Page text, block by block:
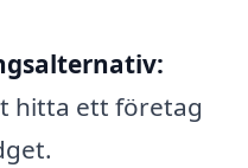
hitta ett företag